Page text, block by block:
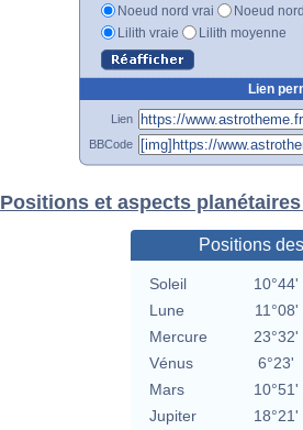
Noeud nord vrai
Noeud
Lilith vraie
Lilith moyenne
Lien
Lien
BBCode
Positions et aspects
Positions
Soleil 10°44'
Lune
11°08'
Mercure
23°32'
Vénus
6°23'
Mars
10°51'
Jupiter
18°21'